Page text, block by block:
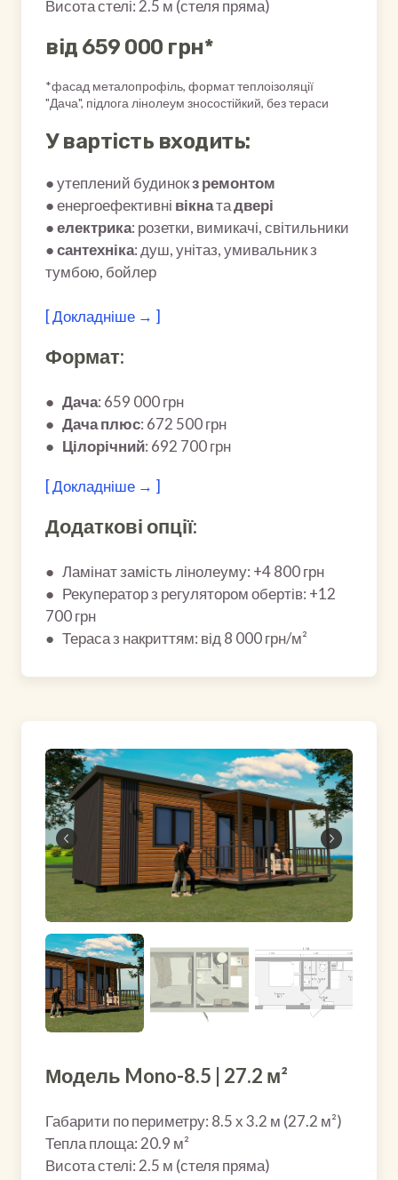
Висота стелі: 2.5 м (стеля пряма)
від 659 000 грн*
*фасад металопрофіль, формат теплоізоляції
"Дача", підлога лінолеум зносостійкий, без тераси
У вартість входить:
● утеплений будинокз ремонтом
● енергоефективні вікнатадвері
●електрика: розетки, вимикачі, світильники
●сантехніка: душ, унітаз, умивальник з
тумбою, бойлер
[ Докладніше → ]
Формат:
● Дача: 659 000 грн
● Дача плюс: 672 500 грн
● Цілорічний: 692 700 грн
[ Докладніше → ]
Додаткові опції:
● Ламінат замість лінолеуму: +4 800 грн
● Рекуператор з регулятором обертів: +12
700 грн
● Тераса з накриттям: від 8 000 грн/м²
Модель Mono-8.5 | 27.2 м²
Габарити по периметру: 8.5 х 3.2 м (27.2 м²)
Тепла площа: 20.9 м²
Висота стелі: 2.5 м (стеля пряма)